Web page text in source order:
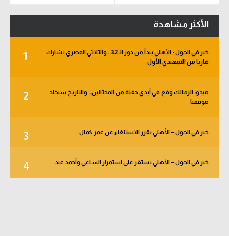
الأكثر مشاهدة
1
خبر في الجول - الأهلي يبدأ من دور الـ 32.. والثلاثي المصري يشارك
قاريا من التمهيدي الأول
2
ميدو: الزمالك وقع في أيدي حفنة من المحتالين.. والتاريخ سيخلد
موقفنا
3 خبر في الجول – الأهلي يقرر الاستنغاء عن عمر كمال
4 خبر في الجول – الأهلي يستقر على استمرار الساعي وأحمد عيد